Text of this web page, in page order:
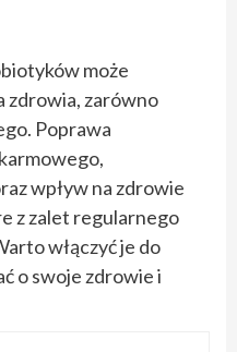
może
zdrowia, zarówno
Poprawa
wpływ na zdrowie
z zalet regularnego
włączyć je do
o swoje zdrowie i